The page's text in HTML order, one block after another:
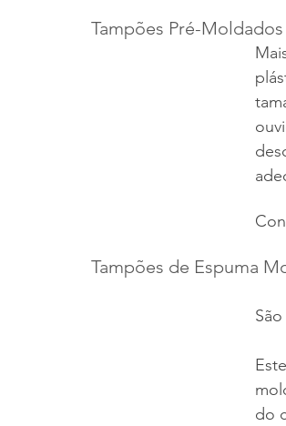
Tampões Pré-Moldados
Tampões de Espuma
do